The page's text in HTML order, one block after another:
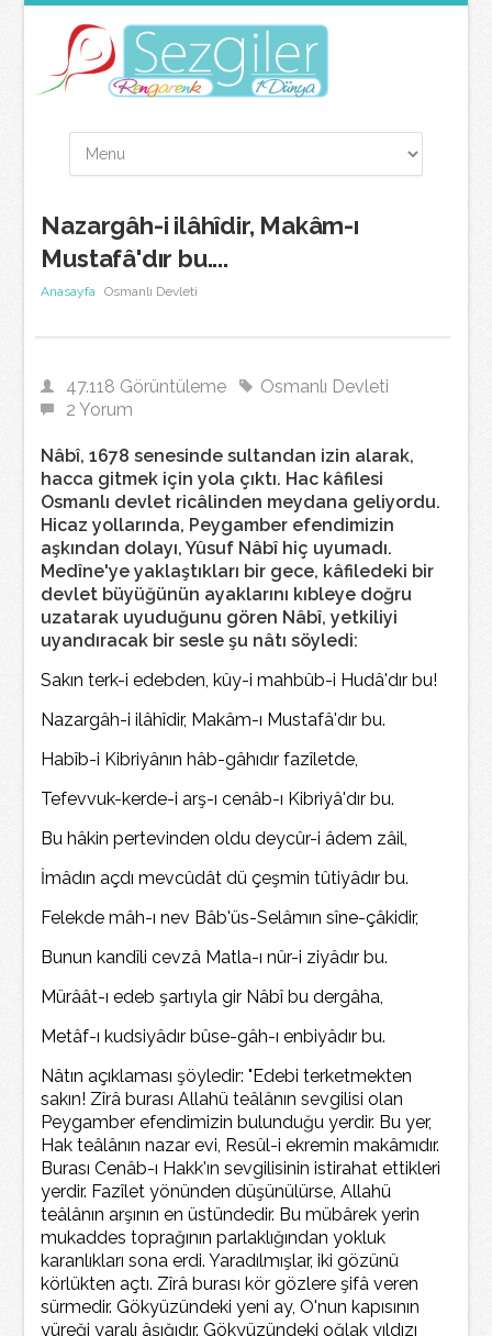
Nazargâh-i ilâhîdir, Makâm-ı
Mustafâ'dır bu....
Anasayfa Osmanlı Devleti
47.118 Görüntüleme
Osmanlı Devleti
2 Yorum
Nâbî, 1678 senesinde sultandan izin alarak,
hacca gitmek için yola çıktı. Hac kâfilesi
Osmanlı devlet ricâlinden meydana geliyordu.
Hicaz yollarında, Peygamber efendimizin
aşkından dolayı, Yûsuf Nâbî hiç uyumadı.
Medîne'ye yaklaştıkları bir gece, kâfiledeki bir
devlet büyüğünün ayaklarını kıbleye doğru
uzatarak uyuduğunu gören Nâbî, yetkiliyi
uyandıracak bir sesle şu nâtı söyledi:
Sakın terk-i edebden, kûy-i mahbûb-i Hudâ'dır bu!
Nazargâh-i ilâhîdir, Makâm-ı Mustafâ'dır bu.
Habîb-i Kibriyânın hâb-gâhıdır fazîletde,
Tefevvuk-kerde-i arş-ı cenâb-ı Kibriyâ'dır bu.
Bu hâkin pertevinden oldu deycûr-i âdem zâil,
İmâdın açdı mevcûdât dü çeşmin tûtiyâdır bu.
Felekde mâh-ı nev Bâb'üs-Selâmın sîne-çâkidir,
Bunun kandîli cevzâ Matla-ı nûr-i ziyâdır bu.
Mürâât-ı edeb şartıyla gir Nâbî bu dergâha,
Metâf-ı kudsiyâdır bûse-gâh-ı enbiyâdır bu.
Nâtın açıklaması şöyledir: "Edebi terketmekten
sakın! Zîrâ burası Allahü teâlânın sevgilisi olan
Peygamber efendimizin bulunduğu yerdir. Bu yer,
Hak teâlânın nazar evi, Resûl-i ekremin makâmıdır.
Burası Cenâb-ı Hakk'ın sevgilisinin istirahat ettikleri
yerdir. Fazîlet yönünden düşünülürse, Allahü
teâlânın arşının en üstündedir. Bu mübârek yerin
mukaddes toprağının parlaklığından yokluk
karanlıkları sona erdi. Yaradılmışlar, iki gözünü
körlükten açtı. Zîrâ burası kör gözlere şifâ veren
sürmedir. Gökyüzündeki yeni ay, O'nun kapısının
yüreği yaralı âşığıdır. Gökyüzündeki oğlak yıldızı